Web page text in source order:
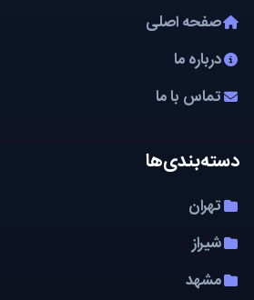
صفحه اصلی
درباره ما
تماس با ما
دسته‌بندی‌ها
تهران
شیراز
مشهد